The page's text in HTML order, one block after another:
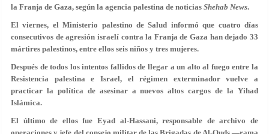
la Franja de Gaza, según la agencia palestina de noticias Shehab News.
El viernes, el Ministerio palestino de Salud informó que cuatro días
consecutivos de agresión israelí contra la Franja de Gaza han dejado 33
mártires palestinos, entre ellos seis niños y tres mujeres.
Después de todos los intentos fallidos de llegar a un alto al fuego entre la
Resistencia palestina e Israel, el régimen exterminador vuelve a
practicar la política de asesinar a nuevos altos cargos de la Yihad
Islámica.
El último de ellos fue Eyad al-Hassani, responsable de archivo de